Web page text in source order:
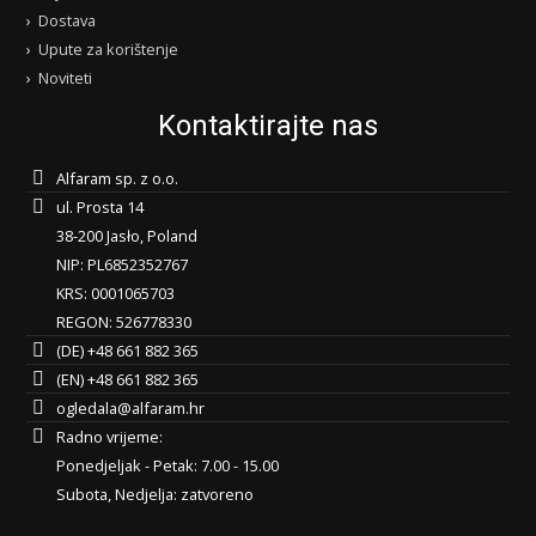
Dostava
Upute za korištenje
Noviteti
Kontaktirajte nas
Alfaram sp. z o.o.
ul. Prosta 14
38-200 Jasło, Poland
NIP: PL6852352767
KRS: 0001065703
REGON: 526778330
(DE) +48 661 882 365
(EN) +48 661 882 365
ogledala@alfaram.hr
Radno vrijeme:
Ponedjeljak - Petak: 7.00 - 15.00
Subota, Nedjelja: zatvoreno